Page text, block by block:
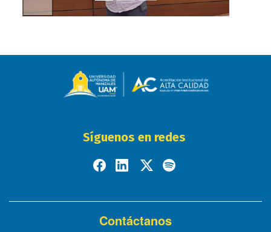
Síguenos en redes
Contáctanos